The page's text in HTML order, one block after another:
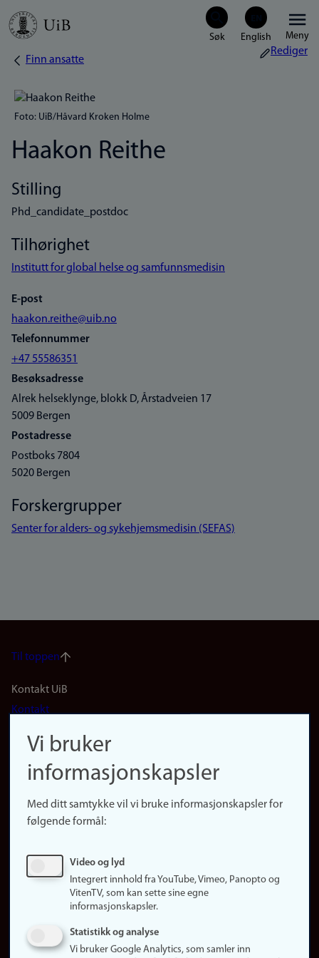
Hopp
Meny
Navigasjonssti
Finn ansatte
Rediger
Foto: UiB/Håvard Kroken Holme
Haakon Reithe
Stilling
Phd_candidate_postdoc
Tilhørighet
Institutt for global helse og samfunnsmedisin
E-post
haakon.reithe@uib.no
Telefonnummer
+47 55586351
Besøksadresse
Alrek helseklynge, blokk D, Årstadveien 17
5009 Bergen
Postadresse
Postboks 7804
5020 Bergen
Forskergrupper
Senter for alders- og sykehjemsmedisin (SEFAS)
Til toppen
Footer
(no)
Kontakt UiB
Kontakt
Finn forsker
Presse
Finn studier
Ledige stillinger
Om nettstedet
Vi bruker
informasjonskapsler
Med ditt samtykke vil vi bruke informasjonskapsler for
følgende formål:
Video og lyd
Integrert innhold fra YouTube, Vimeo, Panopto og
VitenTV, som kan sette sine egne
informasjonskapsler.
Statistikk og analyse
Vi bruker Google Analytics, som samler inn